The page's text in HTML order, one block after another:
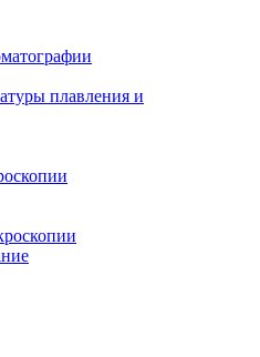
плавления и